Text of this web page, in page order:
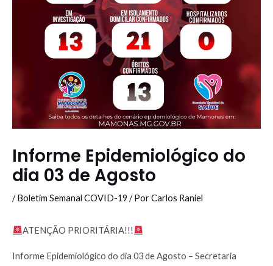
Informe Epidemiológico do
dia 03 de Agosto
/Boletim Semanal COVID-19 / PorCarlos Raniel
ATENÇÃO PRIORITÁRIA!!!
Informe Epidemiológico do dia 03 de Agosto – Secretaria